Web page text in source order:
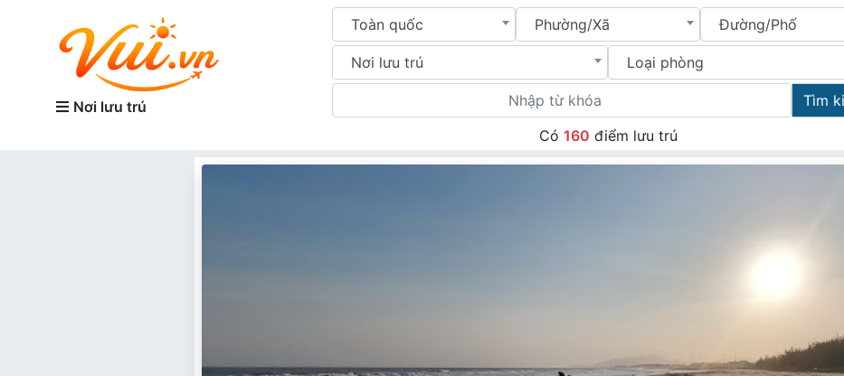
Nơi lưu trú
Toàn quốc Phường/Xã Đường/Phố
Nơi lưu trú Loại phòng
Tìm
Có 160 điểm lưu trú